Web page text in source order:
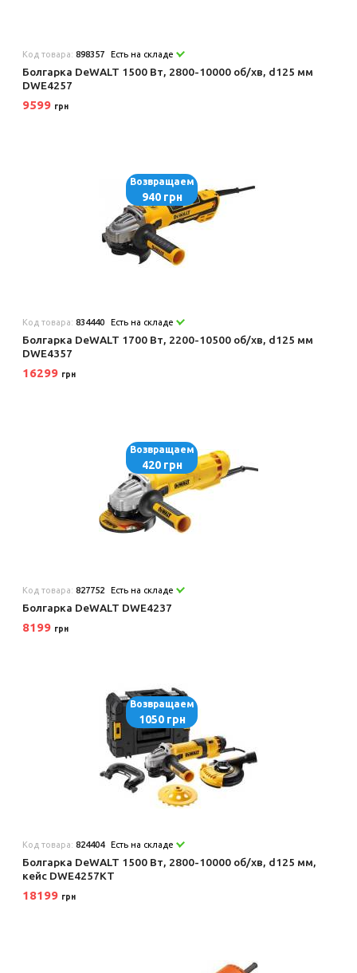
Код товара:898357 Есть на складе
Болгарка DeWALT 1500 Вт, 2800-10000 об/хв, d125 мм
DWE4257
9599 грн
Возвращаем
940 грн
Код товара:834440 Есть на складе
Болгарка DeWALT 1700 Вт, 2200-10500 об/хв, d125 мм
DWE4357
16299 грн
Возвращаем
420 грн
Код товара:827752 Есть на складе
Болгарка DeWALT DWE4237
8199 грн
Возвращаем
1050 грн
Код товара:824404 Есть на складе
Болгарка DeWALT 1500 Вт, 2800-10000 об/хв, d125 мм,
кейс DWE4257KT
18199 грн